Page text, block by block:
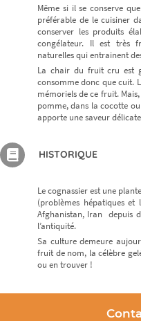
Même si il se conserve
préférable de le cuisiner
conserver les produits
congélateur. Il est très
naturelles qui entrainent
La chair du fruit cru est
consomme donc que cuit.
mémoriels de ce fruit.
pomme, dans la cocotte
apporte une saveur
HISTORIQUE
Le cognassier est une
(problèmes hépatiques
Afghanistan, Iran depuis
l’antiquité.
Sa culture demeure
fruit de nom, la célèbre
ou en trouver !